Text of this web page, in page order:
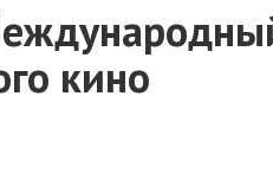
кино